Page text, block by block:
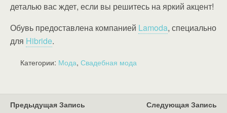
деталью вас ждет, если вы решитесь на яркий акцент!
Обувь предоставлена компанией Lamoda, специально
для Hibride.
Категории: Мода, Свадебная мода
Предыдущая Запись Следующая Запись